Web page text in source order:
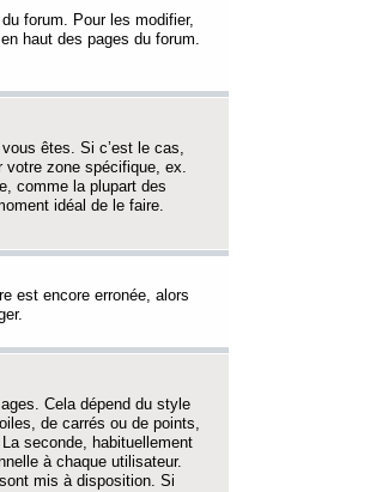
forum. Pour les modifier,
haut des pages du forum.
êtes. Si c’est le cas,
votre zone spécifique, ex.
comme la plupart des
idéal de le faire.
est encore erronée, alors
Cela dépend du style
de carrés ou de points,
seconde, habituellement
à chaque utilisateur.
mis à disposition. Si